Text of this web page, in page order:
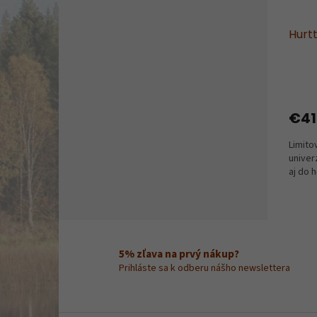
€41
aj do
5% zľava na prvý nákup?
Prihláste sa k odberu nášho newslettera